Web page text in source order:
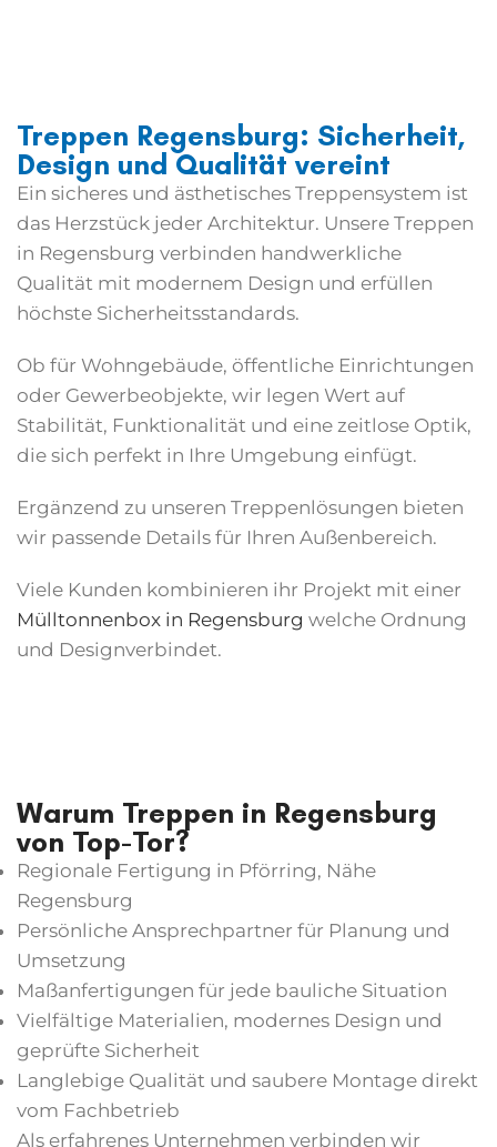
Treppen Regensburg: Sicherheit,
Design und Qualität vereint
Ein sicheres und ästhetisches Treppensystem ist
das Herzstück jeder Architektur. Unsere Treppen
in Regensburg verbinden handwerkliche
Qualität mit modernem Design und erfüllen
höchste Sicherheitsstandards.
Ob für Wohngebäude, öffentliche Einrichtungen
oder Gewerbeobjekte, wir legen Wert auf
Stabilität, Funktionalität und eine zeitlose Optik,
die sich perfekt in Ihre Umgebung einfügt.
Ergänzend zu unseren Treppenlösungen bieten
wir passende Details für Ihren Außenbereich.
Viele Kunden kombinieren ihr Projekt mit einer
Mülltonnenbox in Regensburg welche Ordnung
und Designverbindet.
Warum Treppen in Regensburg
von Top-Tor?
Regionale Fertigung in Pförring, Nähe
Regensburg
Persönliche Ansprechpartner für Planung und
Umsetzung
Maßanfertigungen für jede bauliche Situation
Vielfältige Materialien, modernes Design und
geprüfte Sicherheit
Langlebige Qualität und saubere Montage direkt
vom Fachbetrieb
Als erfahrenes Unternehmen verbinden wir